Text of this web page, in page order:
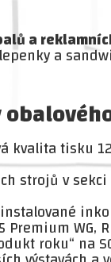
a
a
kvalita tisku
strojů v sekci
WG,
roku“ na